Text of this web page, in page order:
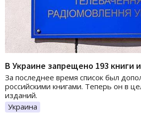
В Украине запрещено 193 книги
За последнее время список был
российскими книгами. Теперь он в
изданий.
Украина